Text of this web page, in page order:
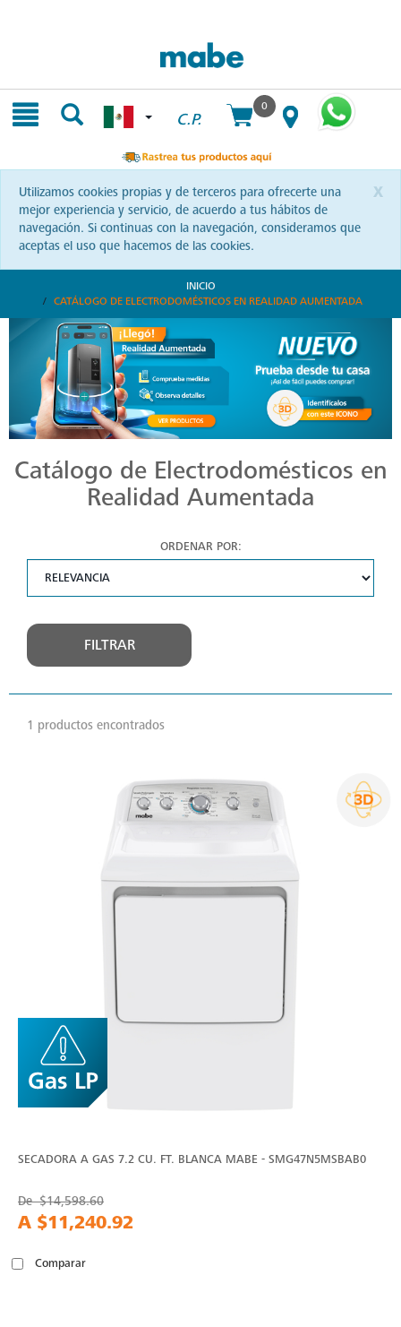
C.P.
0
x
Utilizamos cookies propias y de terceros para ofrecerte una
mejor experiencia y servicio, de acuerdo a tus hábitos de
navegación. Si continuas con la navegación, consideramos que
aceptas el uso que hacemos de las cookies.
INICIO
CATÁLOGO DE ELECTRODOMÉSTICOS EN REALIDAD AUMENTADA
Catálogo de Electrodomésticos en
Realidad Aumentada
ORDENAR POR:
FILTRAR
1 productos encontrados
SECADORA A GAS 7.2 CU. FT. BLANCA MABE - SMG47N5MSBAB0
De$14,598.60
A $11,240.92
Comparar